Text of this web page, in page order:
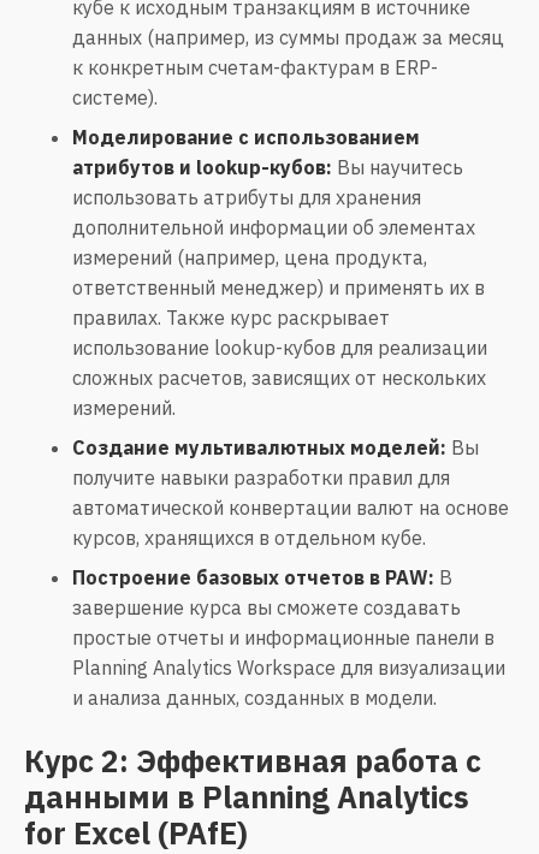
кубе к исходным транзакциям в источнике
данных (например, из суммы продаж за месяц
к конкретным счетам-фактурам в ERP-
системе).
Моделирование с использованием
атрибутов и lookup-кубов: Вы научитесь
использовать атрибуты для хранения
дополнительной информации об элементах
измерений (например, цена продукта,
ответственный менеджер) и применять их в
правилах. Также курс раскрывает
использование lookup-кубов для реализации
сложных расчетов, зависящих от нескольких
измерений.
Создание мультивалютных моделей: Вы
получите навыки разработки правил для
автоматической конвертации валют на основе
курсов, хранящихся в отдельном кубе.
Построение базовых отчетов в PAW: В
завершение курса вы сможете создавать
простые отчеты и информационные панели в
Planning Analytics Workspace для визуализации
и анализа данных, созданных в модели.
Курс 2: Эффективная работа с
данными в Planning Analytics
for Excel (PAfE)